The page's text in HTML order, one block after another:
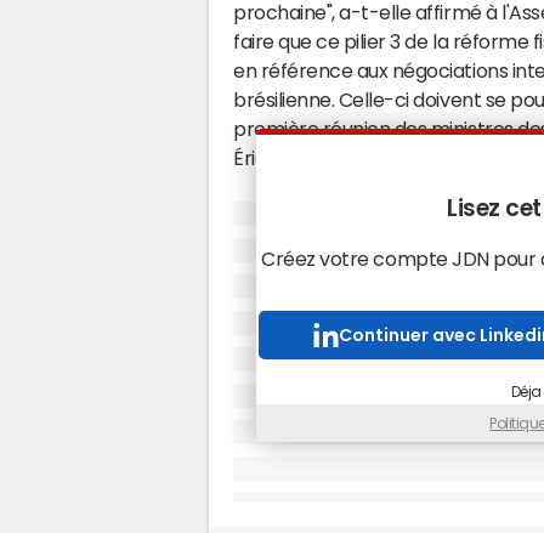
prochaine", a-t-elle affirmé à
faire que ce pilier 3 de la réforme
en référence aux négociations
brésilienne. Celle-ci doivent se
première réunion des ministres
Éric Lombard sera.
Une initiative de Lula
En novembre, les chefs d'État et
rassemble les vingt économies
de coopérer pour taxer
brésilien Lula. Cependant, ils ont
nationale, les travaux de la
Lisez
Créez votre compte JDN pour
Continuer avec